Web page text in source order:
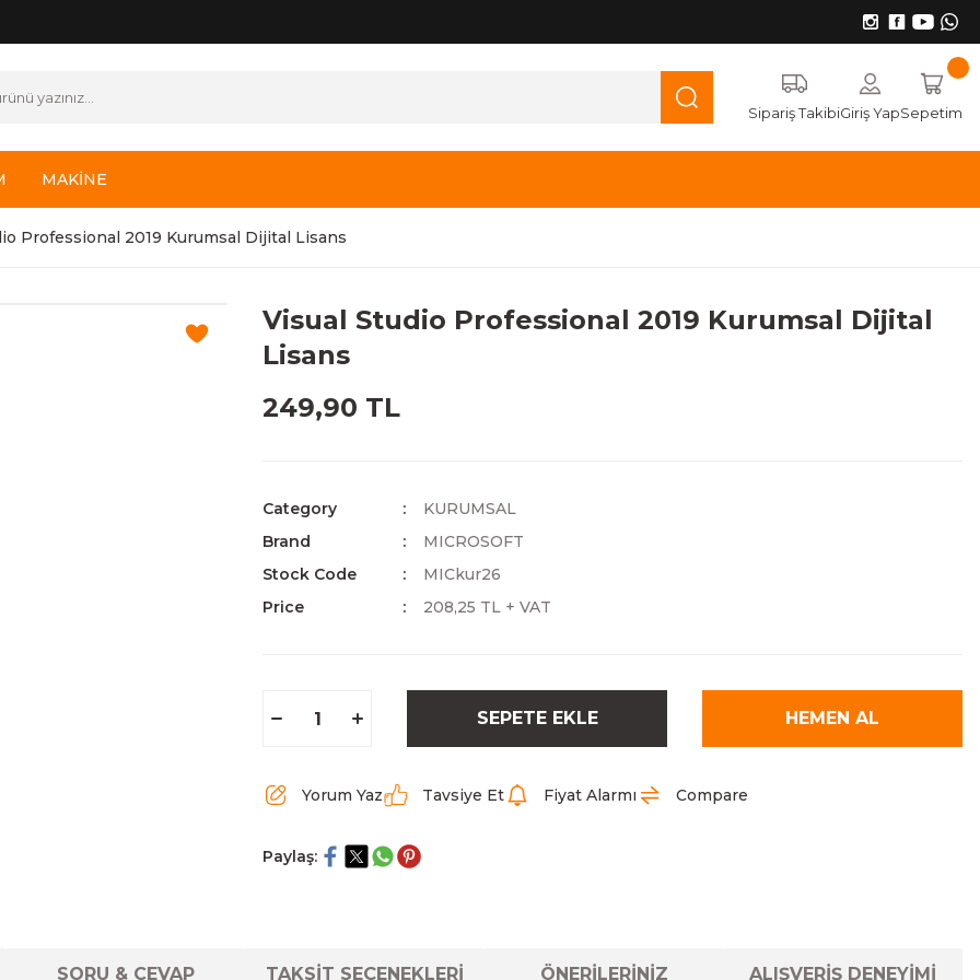
Sipariş TakibiGiriş YapSepetim
MAKİNE
Professional 2019 Kurumsal Dijital Lisans
Visual Studio Professional 2019 Kurumsal Dijital
Lisans
249,90 TL
Category
KURUMSAL
Brand
MICROSOFT
Stock Code
MICkur26
Price
208,25 TL + VAT
SEPETE EKLE HEMEN AL
Yorum Yaz Tavsiye Et Fiyat Alarmı Compare
Paylaş:
SORU & CEVAP TAKSİT SEÇENEKLERİ ÖNERİLERİNİZ ALIŞVERİŞ DENEYİMİ